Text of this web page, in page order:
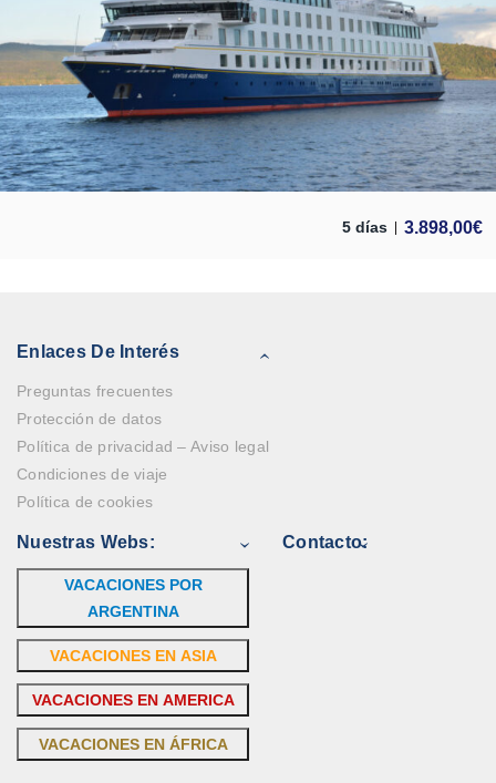
5 días 3.898,00€
Enlaces De Interés
Preguntas frecuentes
Protección de datos
Política de privacidad – Aviso legal
Condiciones de viaje
Política de cookies
Nuestras Webs:
VACACIONES POR
ARGENTINA
VACACIONES EN ASIA
VACACIONES EN AMERICA
VACACIONES EN ÁFRICA
Contacto: